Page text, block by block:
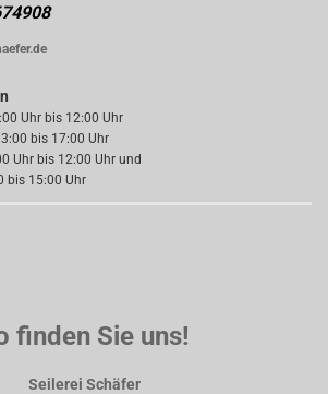
Uhr bis 12:00 Uhr
17:00 Uhr
12:00 Uhr und
Uhr
finden Sie uns!
Seilerei Schäfer